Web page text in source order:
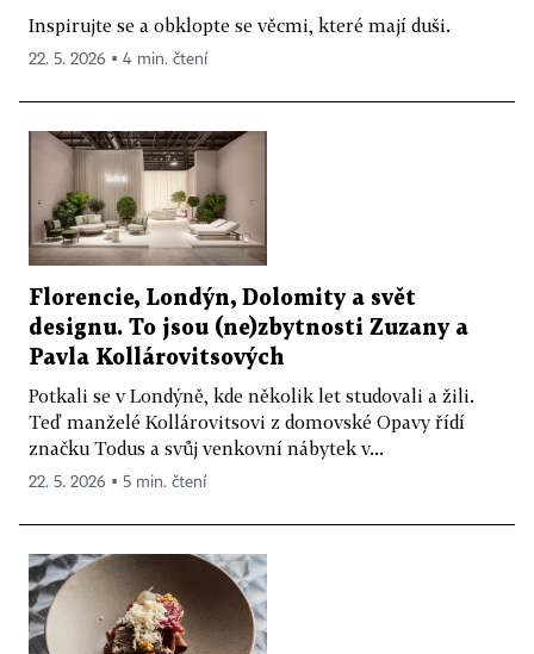
Inspirujte se a obklopte se věcmi, které mají duši.
22. 5. 2026 ▪ 4 min. čtení
Florencie, Londýn, Dolomity a svět
designu. To jsou (ne)zbytnosti Zuzany a
Pavla Kollárovitsových
Potkali se v Londýně, kde několik let studovali a žili.
Teď manželé Kollárovitsovi z domovské Opavy řídí
značku Todus a svůj venkovní nábytek v...
22. 5. 2026 ▪ 5 min. čtení